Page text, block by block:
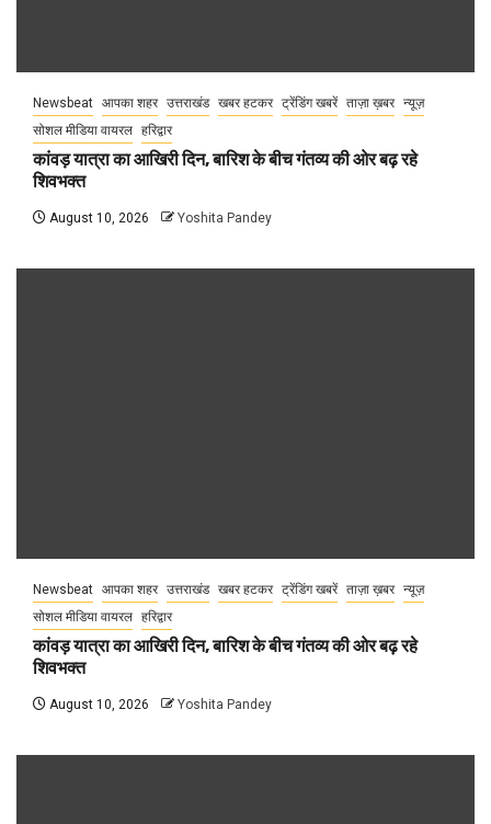
Newsbeat आपका शहर उत्तराखंड खबर हटकर ट्रेंडिंग खबरें ताज़ा ख़बर न्यूज़
सोशल मीडिया वायरल हरिद्वार
कांवड़ यात्रा का आखिरी दिन, बारिश के बीच गंतव्य की ओर बढ़ रहे
शिवभक्त
August 10, 2026 Yoshita Pandey
Newsbeat आपका शहर उत्तराखंड खबर हटकर ट्रेंडिंग खबरें ताज़ा ख़बर न्यूज़
सोशल मीडिया वायरल हरिद्वार
कांवड़ यात्रा का आखिरी दिन, बारिश के बीच गंतव्य की ओर बढ़ रहे
शिवभक्त
August 10, 2026 Yoshita Pandey